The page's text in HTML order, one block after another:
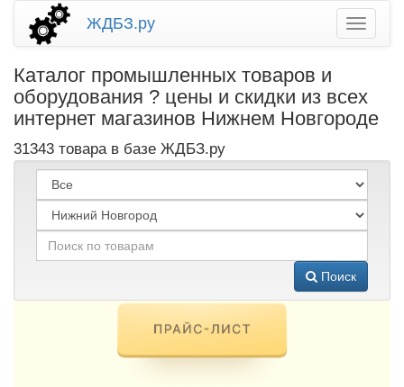
ЖДБЗ.ру
Каталог промышленных товаров и
оборудования ? цены и скидки из всех
интернет магазинов Нижнем Новгороде
31343 товара в базе ЖДБЗ.ру
Поиск